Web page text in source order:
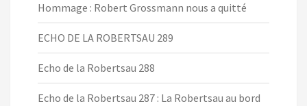
Hommage : Robert Grossmann nous a quitté
ECHO DE LA ROBERTSAU 289
Echo de la Robertsau 288
Echo de la Robertsau 287 : La Robertsau au bord